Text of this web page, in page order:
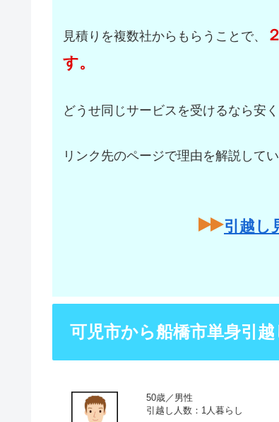
見積りを複数社からもらうことで、
す。
どうせ同じサービスを受けるなら安
リンク先のページで理由を解説してい
引越し
可児市から船橋市単身引
50歳／男性
引越し人数：1人暮らし